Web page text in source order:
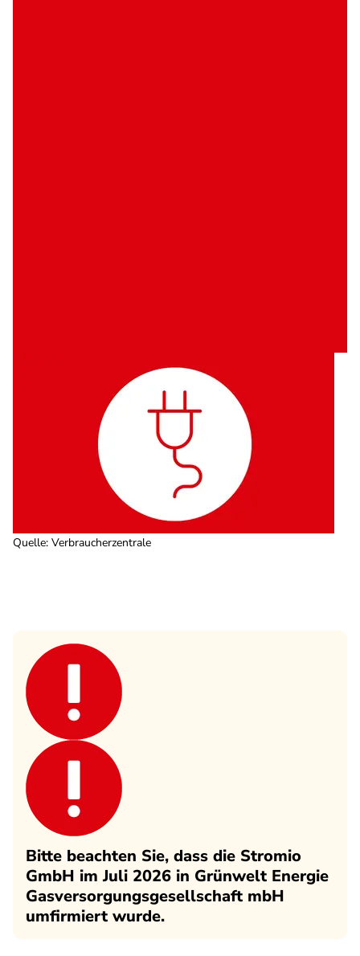
Quelle: Verbraucherzentrale
Bitte beachten Sie, dass die Stromio
GmbH im Juli 2026 in Grünwelt Energie
Gasversorgungsgesellschaft mbH
umfirmiert wurde.